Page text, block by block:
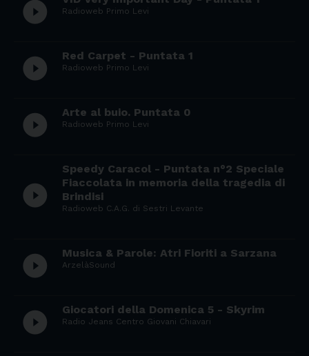
play_circle_filled Radioweb Primo Levi
play_circle_filled Red Carpet - Puntata 1
Radioweb Primo Levi
play_circle_filled Arte al buio. Puntata 0
Radioweb Primo Levi
play_circle_filled
Speedy Caracol - Puntata n°2 Speciale
Fiaccolata in memoria della tragedia di
Brindisi
Radioweb C.A.G. di Sestri Levante
play_circle_filled Musica & Parole: Atri Fioriti a Sarzana
ArzelàSound
play_circle_filled Giocatori della Domenica 5 - Skyrim
Radio Jeans Centro Giovani Chiavari